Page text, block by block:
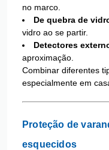
no marco.
De quebra de
vidro ao se partir.
Detectores
aproximação.
Combinar diferentes
especialmente em
Proteção de
esquecidos